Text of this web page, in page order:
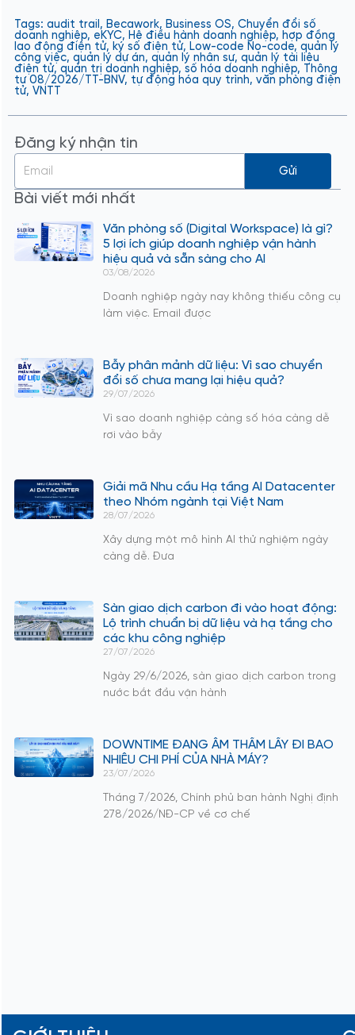
Tags: audit trail, Becawork, Business OS, Chuyển đổi số
doanh nghiệp, eKYC, Hệ điều hành doanh nghiệp, hợp đồng
lao động điện tử, ký số điện tử, Low-code No-code, quản lý
công việc, quản lý dự án, quản lý nhân sự, quản lý tài liệu
điện tử, quản trị doanh nghiệp, số hóa doanh nghiệp, Thông
tư 08/2026/TT-BNV, tự động hóa quy trình, văn phòng điện
tử, VNTT
Đăng ký nhận tin
Gửi
Bài viết mới nhất
Văn phòng số (Digital Workspace) là gì?
5 lợi ích giúp doanh nghiệp vận hành
hiệu quả và sẵn sàng cho AI
03/08/2026
Doanh nghiệp ngày nay không thiếu công cụ
làm việc. Email được
Bẫy phân mảnh dữ liệu: Vì sao chuyển
đổi số chưa mang lại hiệu quả?
29/07/2026
Vì sao doanh nghiệp càng số hóa càng dễ
rơi vào bẫy
Giải mã Nhu cầu Hạ tầng AI Datacenter
theo Nhóm ngành tại Việt Nam
28/07/2026
Xây dựng một mô hình AI thử nghiệm ngày
càng dễ. Đưa
Sàn giao dịch carbon đi vào hoạt động:
Lộ trình chuẩn bị dữ liệu và hạ tầng cho
các khu công nghiệp
27/07/2026
Ngày 29/6/2026, sàn giao dịch carbon trong
nước bắt đầu vận hành
DOWNTIME ĐANG ÂM THẦM LẤY ĐI BAO
NHIÊU CHI PHÍ CỦA NHÀ MÁY?
23/07/2026
Tháng 7/2026, Chính phủ ban hành Nghị định
278/2026/NĐ-CP về cơ chế